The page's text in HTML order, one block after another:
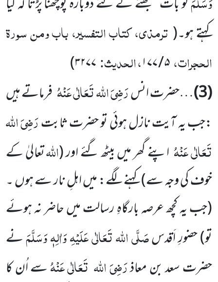
کہتے ہو۔( ترمذی، کتاب التفسیر، باب ومن سورۃ
الحجرات،۵ / ۱۷۷ ، الحدیث:۳۲۷۷)
(3) …حضرت انسرَضِیَ اللہ تَعَالٰی عَنْہُفرماتے ہیں
:جب یہ آیت نازل ہوئی تو حضرت ثابترَضِیَ اللہ
تَعَالٰی عَنْہُاپنے گھر میں بیٹھ گئے اور(اللہتعالیٰ کے
خوف کی وجہ سے)کہنے لگے: میں اہلِ نار سے ہوں ۔
(جب یہ کچھ عرصہ بارگاہِ رسالت میں حاضر نہ ہوئے
تو)حضورِ اَقدسصَلَّی اللہ تَعَالٰی عَلَیْہِ وَاٰلِہٖ وَسَلَّمَنے
حضرت سعد بن معاذرَضِیَ اللہ تَعَالٰی عَنْہُسے اُن کا